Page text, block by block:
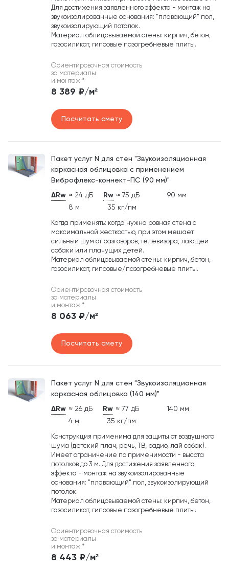
Для достижения заявленного эффекта - монтаж на
звукоизолированные основания: "плавающий" пол,
звукоизолирующий потолок.
Материал облицовываемой стены: кирпич, бетон,
газосиликат, гипсовые пазогребневые плиты.
Ориентировочная стоимость
за материалы
и монтаж *
8 389 ₽/м²
Посчитать смету
Пакет услуг N для стен "Звукоизоляционная
каркасная облицовка с применением
Виброфлекс-коннект-ПС (90 мм)"
ΔRw ≈ 24 дБ Rw ≈ 75 дБ
90 мм
8 м
35 кг/пм
Когда применять: когда нужна ровная стена с
максимальной жесткостью, при этом мешает
сильный шум от разговоров, телевизора, лающей
собаки или плачущих детей.
Материал облицовываемой стены: кирпич, бетон,
газосиликат, гипсовые/пазогребневые плиты.
Ориентировочная стоимость
за материалы
и монтаж *
8 063 ₽/м²
Посчитать смету
Пакет услуг N для стен "Звукоизоляционная
каркасная облицовка (140 мм)"
ΔRw ≈ 26 дБ Rw ≈ 77 дБ
140 мм
4 м
35 кг/пм
Конструкция применима для защиты от воздушного
шума (детский плач, речь, ТВ, радио, лай собак).
Имеет ограничение по применимости - высота
потолков до 3 м. Для достижения заявленного
эффекта - монтаж на звукоизолированные
основания: "плавающий" пол, звукоизолирующий
потолок.
Материал облицовываемой стены: кирпич, бетон,
газосиликат, гипсовые пазогребневые плиты.
Ориентировочная стоимость
за материалы
и монтаж *
8 443 ₽/м²